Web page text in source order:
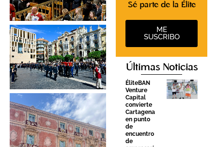
Sin leyenda
Sé parte de la Élite
ME
SUSCRIBO
Últimas Noticias
ÉliteBAN
Venture
Capital
convierte
Cartagena
en punto
de
encuentro
de